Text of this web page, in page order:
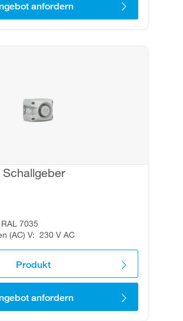
anfordern
RAL 7035
(AC) V
230 V AC
Produkt
anfordern